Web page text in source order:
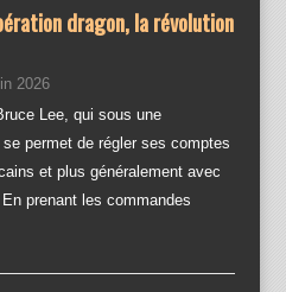
dragon, la révolution
2026
Lee, qui sous une
permet de régler ses comptes
et plus généralement avec
prenant les commandes